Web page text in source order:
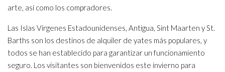
arte, así como los compradores.
Las Islas Vírgenes Estadounidenses, Antigua, Sint Maarten y St.
Barths son los destinos de alquiler de yates más populares, y
todos se han establecido para garantizar un funcionamiento
seguro. Los visitantes son bienvenidos este invierno para